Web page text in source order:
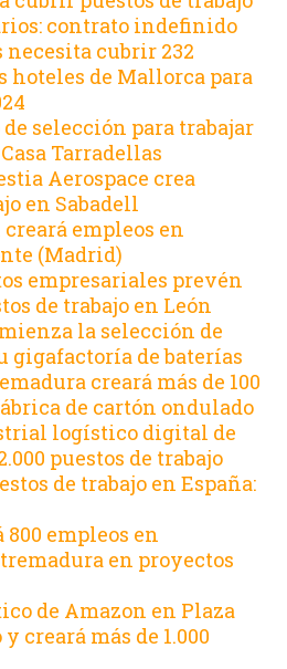
contrato indefinido
necesita cubrir 232
hoteles de Mallorca para
selección para trabajar
Tarradellas
Aerospace crea
en Sabadell
empleos en
(Madrid)
empresariales prevén
de trabajo en León
la selección de
gigafactoría de baterías
creará más de 100
de cartón ondulado
logístico digital de
puestos de trabajo
de trabajo en España:
empleos en
en proyectos
de Amazon en Plaza
creará más de 1.000